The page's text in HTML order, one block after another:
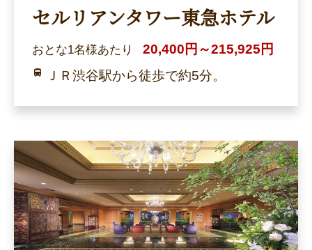
セルリアンタワー東急ホテル
おとな1名様あたり
20,400円～215,925円
ＪＲ渋谷駅から徒歩で約5分。